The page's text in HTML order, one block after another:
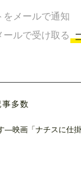
をメールで通知
ルで受け取る
多数
―映画「ナチスに仕掛